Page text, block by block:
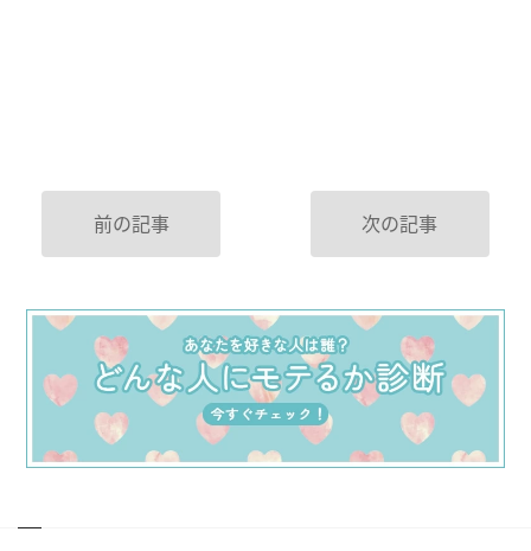
前の記事 次の記事